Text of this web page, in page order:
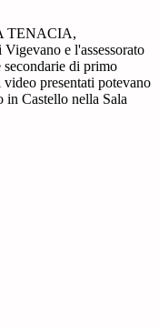
TENACIA,
e l'assessorato
di primo
presentati potevano
in Castello nella Sala